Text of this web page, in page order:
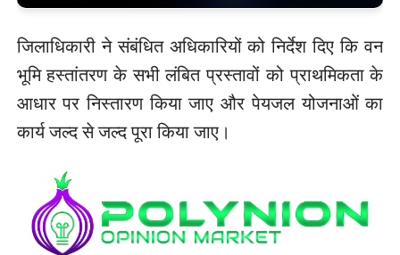
जिलाधिकारी ने संबंधित अधिकारियों को निर्देश दिए कि वन
भूमि हस्तांतरण के सभी लंबित प्रस्तावों को प्राथमिकता के
आधार पर निस्तारण किया जाए और पेयजल योजनाओं का
कार्य जल्द से जल्द पूरा किया जाए।